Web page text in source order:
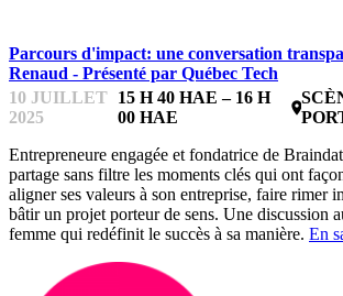
Parcours d'impact: une conversation
Renaud - Présenté par Québec Tech
10 JUILLET
2025
15 H 40 HAE – 16 H
00 HAE
place
Entrepreneure engagée et fondatrice de
partage sans filtre les moments clés qui ont
aligner ses valeurs à son entreprise, faire rimer
bâtir un projet porteur de sens. Une discussion
femme qui redéfinit le succès à sa manière. En